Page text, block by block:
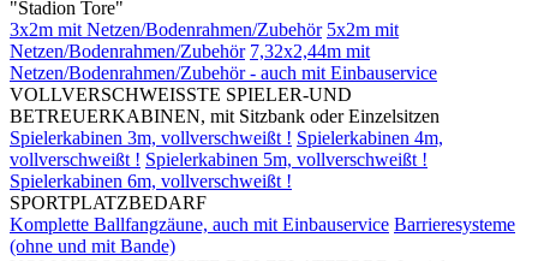
"Stadion Tore"
3x2m mit Netzen/Bodenrahmen/Zubehör 5x2m mit
Netzen/Bodenrahmen/Zubehör 7,32x2,44m mit
Netzen/Bodenrahmen/Zubehör - auch mit Einbauservice
VOLLVERSCHWEISSTE SPIELER-UND
BETREUERKABINEN, mit Sitzbank oder Einzelsitzen
Spielerkabinen 3m, vollverschweißt ! Spielerkabinen 4m,
vollverschweißt ! Spielerkabinen 5m, vollverschweißt !
Spielerkabinen 6m, vollverschweißt !
SPORTPLATZBEDARF
Komplette Ballfangzäune, auch mit Einbauservice Barrieresysteme
(ohne und mit Bande)